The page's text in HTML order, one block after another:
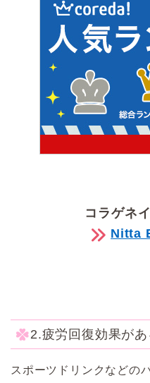
コラゲネ
Nitta
2.疲労回復効果が
スポーツドリンクなどの